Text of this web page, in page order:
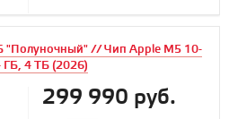
"Полуночный" // Чип Apple M5 10-
ГБ, 4 ТБ (2026)
299 990 руб.